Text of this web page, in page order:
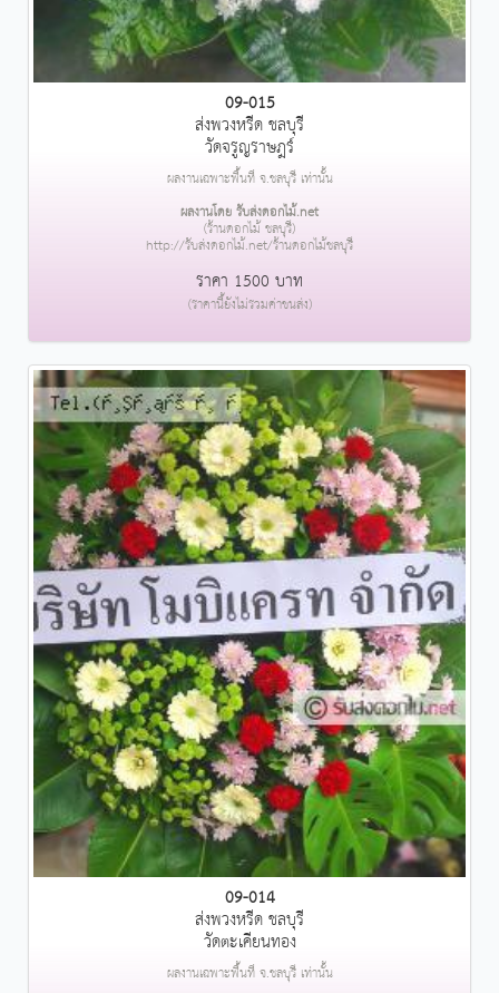
09-015
ส่งพวงหรีด ชลบุรี
วัดจรูญราษฎร์
ผลงานเฉพาะพื้นที่ จ.ชลบุรี เท่านั้น
ผลงานโดย รับส่งดอกไม้.net
(ร้านดอกไม้ ชลบุรี)
http://รับส่งดอกไม้.net/ร้านดอกไม้ชลบุรี
ราคา 1500 บาท
(ราคานี้ยังไม่รวมค่าขนส่ง)
09-014
ส่งพวงหรีด ชลบุรี
วัดตะเคียนทอง
ผลงานเฉพาะพื้นที่ จ.ชลบุรี เท่านั้น